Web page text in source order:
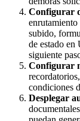
Configurar
subido,
de estado en
siguiente
Configurar
condiciones
Desplegar